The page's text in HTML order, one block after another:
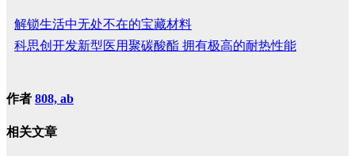
解锁生活中无处不在的宝藏材料
科思创开发新型医用聚碳酸酯 拥有极高的耐热性能
作者 808, ab
相关文章